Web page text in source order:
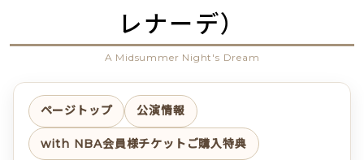
レナーデ）
A Midsummer Night's Dream
ページトップ 公演情報
with NBA会員様チケットご購入特典